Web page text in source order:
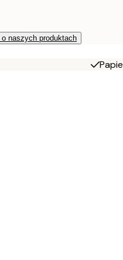
naszych produktach